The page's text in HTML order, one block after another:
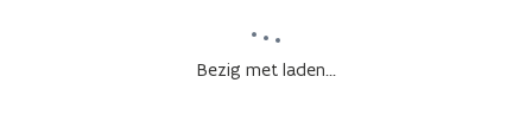
Bezig met laden...